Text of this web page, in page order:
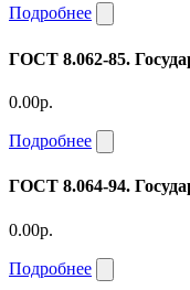
Подробнее
ГОСТ 8.062-85.
0.00р.
Подробнее
ГОСТ 8.064-94.
0.00р.
Подробнее